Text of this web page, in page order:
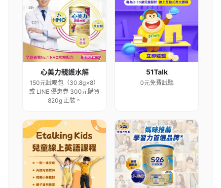
心美力親護水解
150元試喝包（30.8g×8）
或 LINE 優惠券 300元購買
820g 正裝。
51Talk
0元免費試聽